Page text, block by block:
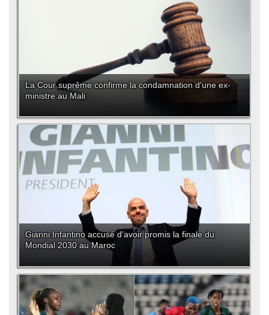
La Cour suprême confirme la condamnation d'une ex-
ministre au Mali
Gianni Infantino accusé d'avoir promis la finale du
Mondial 2030 au Maroc